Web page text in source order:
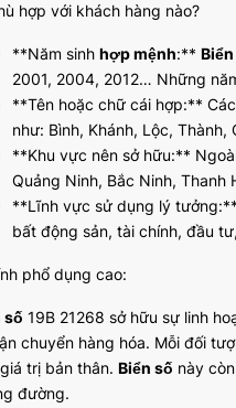
hợp với khách hàng nào?
**Năm sinh hợp mệnh:**
2001, 2004, 2012… Những
**Tên hoặc chữ cái hợp:**
như: Bình, Khánh, Lộc,
**Khu vực nên sở hữu:**
Quảng Ninh, Bắc Ninh,
**Lĩnh vực sử dụng lý tưởng:**
bất động sản, tài chính, đầu
phổ dụng cao:
số 19B 21268 sở hữu sự linh
chuyển hàng hóa. Mỗi đối
trị bản thân. Biển số này
đường.